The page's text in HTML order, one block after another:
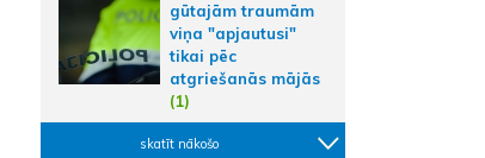
gūtajām traumām
viņa "apjautusi"
tikai pēc
atgriešanās mājās
(1)
skatīt nākošo